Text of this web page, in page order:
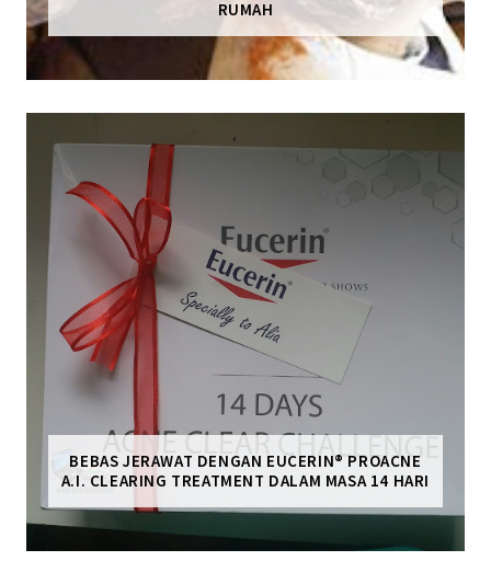
RUMAH
BEBAS JERAWAT DENGAN EUCERIN® PROACNE
A.I. CLEARING TREATMENT DALAM MASA 14 HARI